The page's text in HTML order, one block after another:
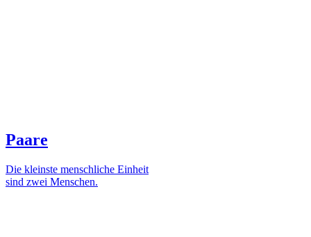
Paare
Die kleinste menschliche Einheit
sind zwei Menschen.